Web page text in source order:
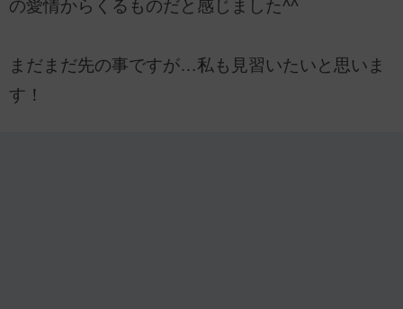
の愛情からくるものだと感じました^^
まだまだ先の事ですが…私も見習いたいと思いま
す！